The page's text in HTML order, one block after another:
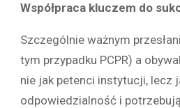
Współpraca kluczem do
Szczególnie ważnym
tym przypadku PCPR) a
nie jak petenci instytucji, lecz
odpowiedzialność i